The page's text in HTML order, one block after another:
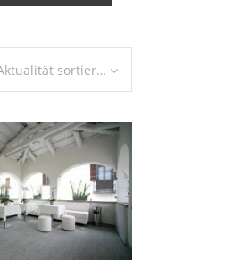
Nach Aktualität sortieren